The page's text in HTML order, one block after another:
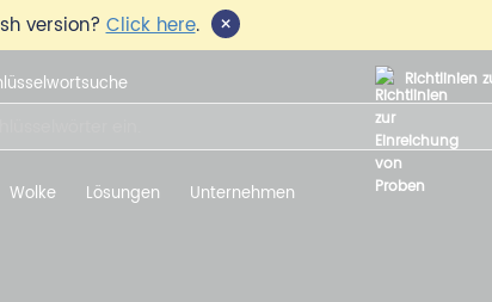
version?Click here. ×
Richtlinien
Wolke Lösungen Unternehmen